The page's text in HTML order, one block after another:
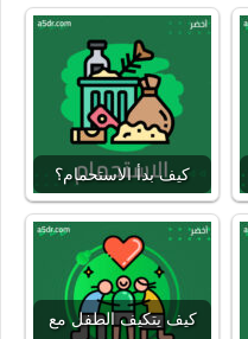
كيف بدأ الاستحمام؟
كيف يتكيف الطفل مع